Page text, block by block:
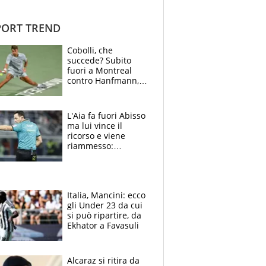
TREND
Cobolli, che
succede? Subito
fuori a Montreal
contro Hanfmann,
L'Aia fa fuori Abisso
ma lui vince il
ricorso e viene
riammesso:
Italia, Mancini: ecco
gli Under 23 da cui
si può ripartire, da
Ekhator a Favasuli
Alcaraz si ritira da